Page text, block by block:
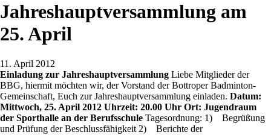
Jahreshauptversammlung am
25. April
11. April 2012
Einladung zur Jahreshauptversammlung Liebe Mitglieder der
BBG, hiermit möchten wir, der Vorstand der Bottroper Badminton-
Gemeinschaft, Euch zur Jahreshauptversammlung einladen. Datum:
Mittwoch, 25. April 2012 Uhrzeit: 20.00 Uhr Ort: Jugendraum
der Sporthalle an der Berufsschule Tagesordnung: 1) Begrüßung
und Prüfung der Beschlussfähigkeit 2) Berichte der